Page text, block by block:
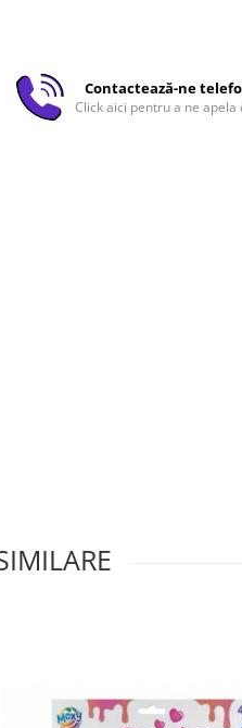
Contactează-ne
Click aici pentru a ne apela